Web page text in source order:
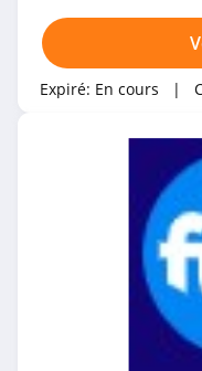
électrique Fulli +
seulement chez Fulli.
Expiré: En cours |